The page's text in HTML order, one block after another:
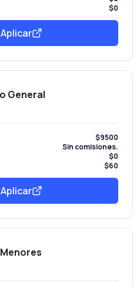
$0
Aplicar
General
$9500
Sin comisiones.
$0
$60
Aplicar